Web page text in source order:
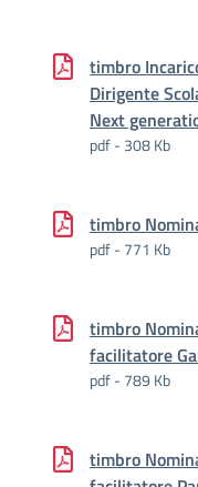
timbro
Dirigente
Next
pdf - 308 Kb
timbro
pdf - 771 Kb
timbro
facilitatore
pdf - 789 Kb
timbro